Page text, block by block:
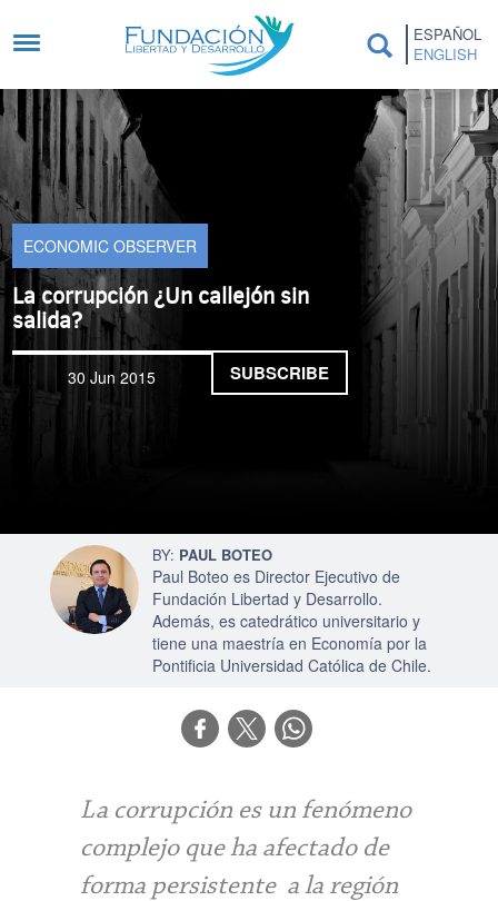
ESPAÑOL
ENGLISH
ECONOMIC OBSERVER
La corrupción ¿Un callejón sin
salida?
30 Jun 2015 SUBSCRIBE
PAUL BOTEO
Paul Boteo es Director Ejecutivo de
Fundación Libertad y Desarrollo.
Además, es catedrático universitario y
tiene una maestría en Economía por la
Pontificia Universidad Católica de Chile.
La corrupción es un fenómeno
complejo que ha afectado de
forma persistente a la región